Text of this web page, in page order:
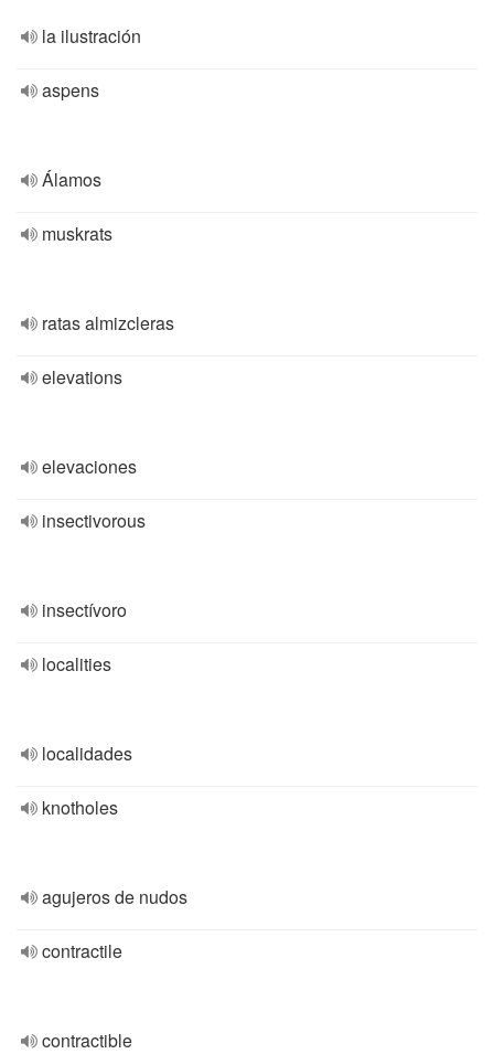
la ilustración
aspens
Álamos
muskrats
ratas almizcleras
elevations
elevaciones
insectivorous
insectívoro
localities
localidades
knotholes
agujeros de nudos
contractile
contractible